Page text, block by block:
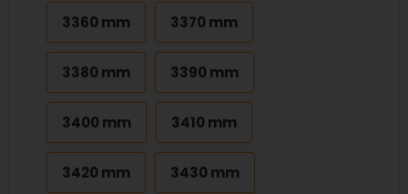
3360 mm 3370 mm
3380 mm 3390 mm
3400 mm 3410 mm
3420 mm 3430 mm